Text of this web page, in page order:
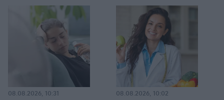
08.08.2026, 10:31 08.08.2026, 10:02